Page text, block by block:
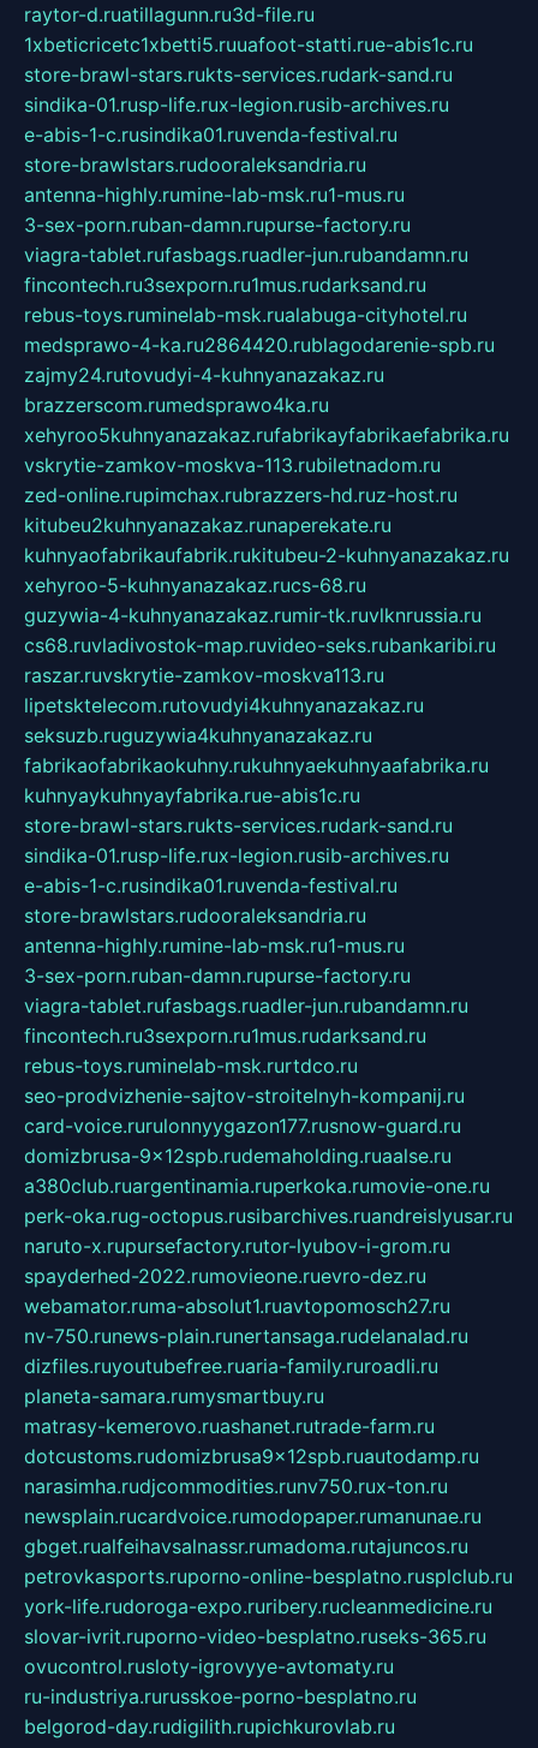
raytor-d.ruatillagunn.ru3d-file.ru
1xbeticricetc1xbetti5.ruuafoot-statti.rue-abis1c.ru
store-brawl-stars.rukts-services.rudark-sand.ru
sindika-01.rusp-life.rux-legion.rusib-archives.ru
e-abis-1-c.rusindika01.ruvenda-festival.ru
store-brawlstars.rudooraleksandria.ru
antenna-highly.rumine-lab-msk.ru1-mus.ru
3-sex-porn.ruban-damn.rupurse-factory.ru
viagra-tablet.rufasbags.ruadler-jun.rubandamn.ru
fincontech.ru3sexporn.ru1mus.rudarksand.ru
rebus-toys.ruminelab-msk.rualabuga-cityhotel.ru
medsprawo-4-ka.ru2864420.rublagodarenie-spb.ru
zajmy24.rutovudyi-4-kuhnyanazakaz.ru
brazzerscom.rumedsprawo4ka.ru
xehyroo5kuhnyanazakaz.rufabrikayfabrikaefabrika.ru
vskrytie-zamkov-moskva-113.rubiletnadom.ru
zed-online.rupimchax.rubrazzers-hd.ruz-host.ru
kitubeu2kuhnyanazakaz.runaperekate.ru
kuhnyaofabrikaufabrik.rukitubeu-2-kuhnyanazakaz.ru
xehyroo-5-kuhnyanazakaz.rucs-68.ru
guzywia-4-kuhnyanazakaz.rumir-tk.ruvlknrussia.ru
cs68.ruvladivostok-map.ruvideo-seks.rubankaribi.ru
raszar.ruvskrytie-zamkov-moskva113.ru
lipetsktelecom.rutovudyi4kuhnyanazakaz.ru
seksuzb.ruguzywia4kuhnyanazakaz.ru
fabrikaofabrikaokuhny.rukuhnyaekuhnyaafabrika.ru
kuhnyaykuhnyayfabrika.rue-abis1c.ru
store-brawl-stars.rukts-services.rudark-sand.ru
sindika-01.rusp-life.rux-legion.rusib-archives.ru
e-abis-1-c.rusindika01.ruvenda-festival.ru
store-brawlstars.rudooraleksandria.ru
antenna-highly.rumine-lab-msk.ru1-mus.ru
3-sex-porn.ruban-damn.rupurse-factory.ru
viagra-tablet.rufasbags.ruadler-jun.rubandamn.ru
fincontech.ru3sexporn.ru1mus.rudarksand.ru
rebus-toys.ruminelab-msk.rurtdco.ru
seo-prodvizhenie-sajtov-stroitelnyh-kompanij.ru
card-voice.rurulonnyygazon177.rusnow-guard.ru
domizbrusa-9x12spb.rudemaholding.ruaalse.ru
a380club.ruargentinamia.ruperkoka.rumovie-one.ru
perk-oka.rug-octopus.rusibarchives.ruandreislyusar.ru
naruto-x.rupursefactory.rutor-lyubov-i-grom.ru
spayderhed-2022.rumovieone.ruevro-dez.ru
webamator.ruma-absolut1.ruavtopomosch27.ru
nv-750.runews-plain.runertansaga.rudelanalad.ru
dizfiles.ruyoutubefree.ruaria-family.ruroadli.ru
planeta-samara.rumysmartbuy.ru
matrasy-kemerovo.ruashanet.rutrade-farm.ru
dotcustoms.rudomizbrusa9x12spb.ruautodamp.ru
narasimha.rudjcommodities.runv750.rux-ton.ru
newsplain.rucardvoice.rumodopaper.rumanunae.ru
gbget.rualfeihavsalnassr.rumadoma.rutajuncos.ru
petrovkasports.ruporno-online-besplatno.rusplclub.ru
york-life.rudoroga-expo.ruribery.rucleanmedicine.ru
slovar-ivrit.ruporno-video-besplatno.ruseks-365.ru
ovucontrol.rusloty-igrovyye-avtomaty.ru
ru-industriya.rurusskoe-porno-besplatno.ru
belgorod-day.rudigilith.rupichkurovlab.ru